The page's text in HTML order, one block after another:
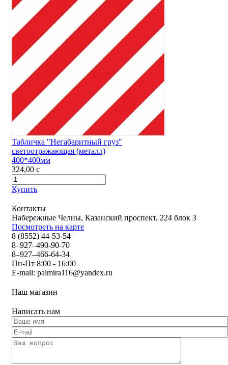
Табличка "Негабаритный груз"
светоотражающая (металл)
400*400мм
324,00 c
Купить
Контакты
Набережные Челны, Казанский проспект, 224 блок 3
Посмотреть на карте
8 (8552) 44-53-54
8–927–490-90-70
8–927–466-64-34
Пн-Пт 8:00 - 16:00
E-mail: palmira116@yandex.ru
Наш магазин
Написать нам